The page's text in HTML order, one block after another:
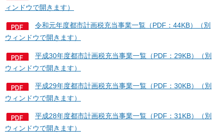
ィンドウで開きます）
令和元年度都市計画税充当事業一覧（PDF：44KB）（別
ウィンドウで開きます）
平成30年度都市計画税充当事業一覧（PDF：29KB）（別
ウィンドウで開きます）
平成29年度都市計画税充当事業一覧（PDF：30KB）（別
ウィンドウで開きます）
平成28年度都市計画税充当事業一覧（PDF：31KB）（別
ウィンドウで開きます）